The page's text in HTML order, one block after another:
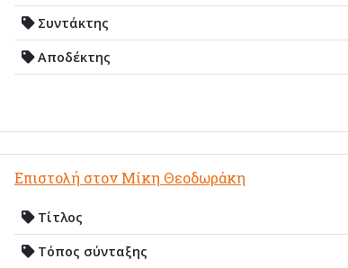
Συντάκτης
Αποδέκτης
Επιστολή στον Μίκη Θεοδωράκη
Τίτλος
Τόπος σύνταξης